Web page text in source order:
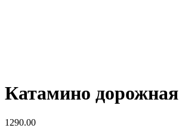
Катамино дорожная
1290.00